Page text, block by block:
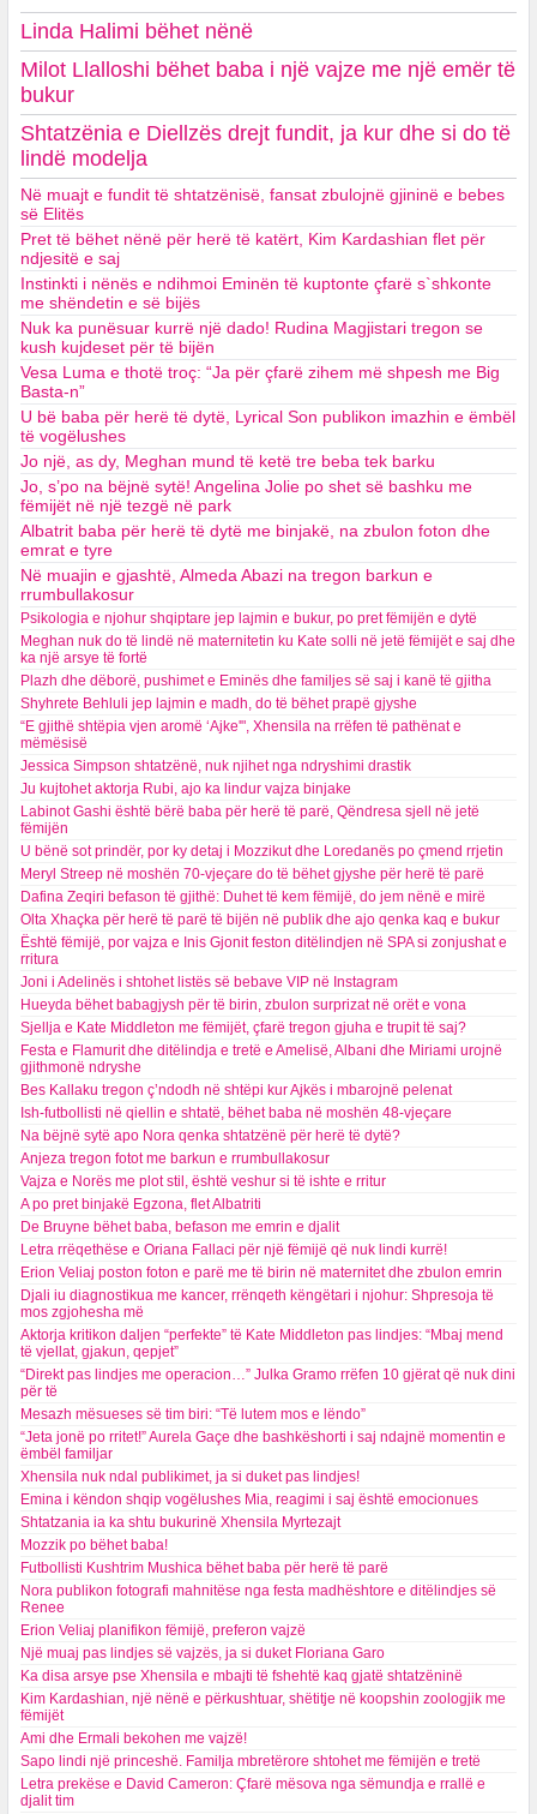
Linda Halimi bëhet nënë
Milot Llalloshi bëhet baba i një vajze me një emër të
bukur
Shtatzënia e Diellzës drejt fundit, ja kur dhe si do të
lindë modelja
Në muajt e fundit të shtatzënisë, fansat zbulojnë gjininë e bebes
së Elitës
Pret të bëhet nënë për herë të katërt, Kim Kardashian flet për
ndjesitë e saj
Instinkti i nënës e ndihmoi Eminën të kuptonte çfarë s`shkonte
me shëndetin e së bijës
Nuk ka punësuar kurrë një dado! Rudina Magjistari tregon se
kush kujdeset për të bijën
Vesa Luma e thotë troç: “Ja për çfarë zihem më shpesh me Big
Basta-n”
U bë baba për herë të dytë, Lyrical Son publikon imazhin e ëmbël
të vogëlushes
Jo një, as dy, Meghan mund të ketë tre beba tek barku
Jo, s’po na bëjnë sytë! Angelina Jolie po shet së bashku me
fëmijët në një tezgë në park
Albatrit baba për herë të dytë me binjakë, na zbulon foton dhe
emrat e tyre
Në muajin e gjashtë, Almeda Abazi na tregon barkun e
rrumbullakosur
Psikologia e njohur shqiptare jep lajmin e bukur, po pret fëmijën e dytë
Meghan nuk do të lindë në maternitetin ku Kate solli në jetë fëmijët e saj dhe
ka një arsye të fortë
Plazh dhe dëborë, pushimet e Eminës dhe familjes së saj i kanë të gjitha
Shyhrete Behluli jep lajmin e madh, do të bëhet prapë gjyshe
“E gjithë shtëpia vjen aromë ‘Ajke'", Xhensila na rrëfen të pathënat e
mëmësisë
Jessica Simpson shtatzënë, nuk njihet nga ndryshimi drastik
Ju kujtohet aktorja Rubi, ajo ka lindur vajza binjake
Labinot Gashi është bërë baba për herë të parë, Qëndresa sjell në jetë
fëmijën
U bënë sot prindër, por ky detaj i Mozzikut dhe Loredanës po çmend rrjetin
Meryl Streep në moshën 70-vjeçare do të bëhet gjyshe për herë të parë
Dafina Zeqiri befason të gjithë: Duhet të kem fëmijë, do jem nënë e mirë
Olta Xhaçka për herë të parë të bijën në publik dhe ajo qenka kaq e bukur
Është fëmijë, por vajza e Inis Gjonit feston ditëlindjen në SPA si zonjushat e
rritura
Joni i Adelinës i shtohet listës së bebave VIP në Instagram
Hueyda bëhet babagjysh për të birin, zbulon surprizat në orët e vona
Sjellja e Kate Middleton me fëmijët, çfarë tregon gjuha e trupit të saj?
Festa e Flamurit dhe ditëlindja e tretë e Amelisë, Albani dhe Miriami urojnë
gjithmonë ndryshe
Bes Kallaku tregon ç’ndodh në shtëpi kur Ajkës i mbarojnë pelenat
Ish-futbollisti në qiellin e shtatë, bëhet baba në moshën 48-vjeçare
Na bëjnë sytë apo Nora qenka shtatzënë për herë të dytë?
Anjeza tregon fotot me barkun e rrumbullakosur
Vajza e Norës me plot stil, është veshur si të ishte e rritur
A po pret binjakë Egzona, flet Albatriti
De Bruyne bëhet baba, befason me emrin e djalit
Letra rrëqethëse e Oriana Fallaci për një fëmijë që nuk lindi kurrë!
Erion Veliaj poston foton e parë me të birin në maternitet dhe zbulon emrin
Djali iu diagnostikua me kancer, rrënqeth këngëtari i njohur: Shpresoja të
mos zgjohesha më
Aktorja kritikon daljen “perfekte” të Kate Middleton pas lindjes: “Mbaj mend
të vjellat, gjakun, qepjet”
“Direkt pas lindjes me operacion…” Julka Gramo rrëfen 10 gjërat që nuk dini
për të
Mesazh mësueses së tim biri: “Të lutem mos e lëndo”
“Jeta jonë po rritet!” Aurela Gaçe dhe bashkëshorti i saj ndajnë momentin e
ëmbël familjar
Xhensila nuk ndal publikimet, ja si duket pas lindjes!
Emina i këndon shqip vogëlushes Mia, reagimi i saj është emocionues
Shtatzania ia ka shtu bukurinë Xhensila Myrtezajt
Mozzik po bëhet baba!
Futbollisti Kushtrim Mushica bëhet baba për herë të parë
Nora publikon fotografi mahnitëse nga festa madhështore e ditëlindjes së
Renee
Erion Veliaj planifikon fëmijë, preferon vajzë
Një muaj pas lindjes së vajzës, ja si duket Floriana Garo
Ka disa arsye pse Xhensila e mbajti të fshehtë kaq gjatë shtatzëninë
Kim Kardashian, një nënë e përkushtuar, shëtitje në koopshin zoologjik me
fëmijët
Ami dhe Ermali bekohen me vajzë!
Sapo lindi një princeshë. Familja mbretërore shtohet me fëmijën e tretë
Letra prekëse e David Cameron: Çfarë mësova nga sëmundja e rrallë e
djalit tim